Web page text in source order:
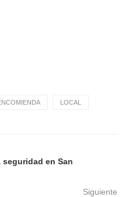
LOCAL
en San
Siguiente